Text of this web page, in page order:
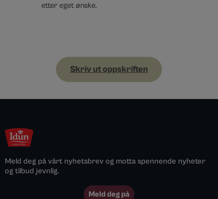
etter eget ønske.
Skriv ut oppskriften
Meld deg på vårt nyhetsbrev og motta spennende nyheter
og tilbud jevnlig.
Meld deg på